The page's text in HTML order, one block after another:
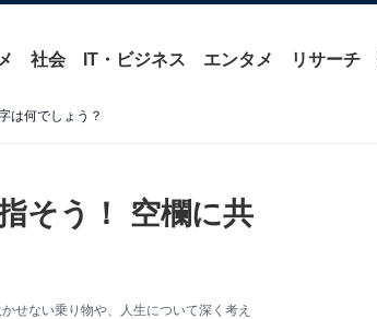
社会 IT・ビジネス エンタメ リサーチ
は何でしょう？
そう！ 空欄に共
せない乗り物や、人生について深く考え